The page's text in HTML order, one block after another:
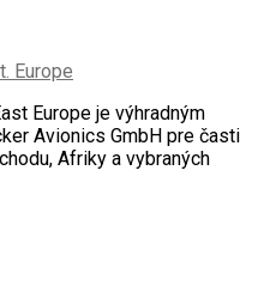
Europe je výhradným
Avionics GmbH pre časti
Afriky a vybraných